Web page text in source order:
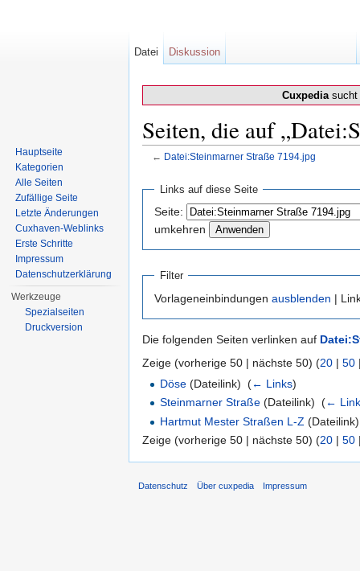
Cuxpediasucht
Seiten, die auf
← Datei:Steinmarner Straße 7194.jpg
Links auf diese Seite
Seite:
umkehren
Filter
Vorlageneinbindungen ausblenden |
Die folgenden Seiten verlinken auf
Zeige (vorherige 50 | nächste 50) (20 | 50
Döse (Dateilink) ‎ (← Links)
Steinmarner Straße (Dateilink) ‎ (←
Hartmut Mester Straßen L-Z
Zeige (vorherige 50 | nächste 50) (20 | 50
Datei Diskussion
Hauptseite
Kategorien
Alle Seiten
Zufällige Seite
Letzte Änderungen
Cuxhaven-Weblinks
Erste Schritte
Impressum
Datenschutzerklärung
Werkzeuge
Spezialseiten
Druckversion
Datenschutz Über cuxpedia Impressum